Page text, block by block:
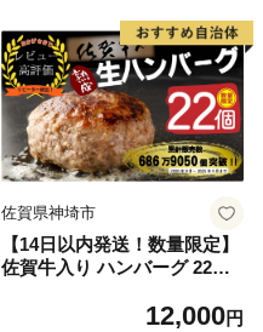
品 備蓄 送料無料 北海道 倶知
安町 日用品
佐賀県神埼市
【14日以内発送！数量限定】
佐賀牛入り ハンバーグ 22個
毛和牛 ブランド牛 九州 ハン
12,000円